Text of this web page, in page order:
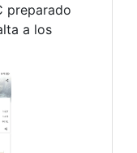
preparado
a los